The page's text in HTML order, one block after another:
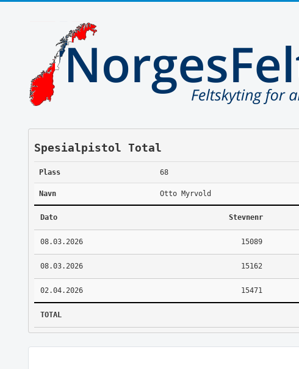
Spesialpistol Total
Plass 68
Navn Otto Myrvold
Dato Stevnenr
08.03.2026 15089
08.03.2026 15162
02.04.2026 15471
TOTAL